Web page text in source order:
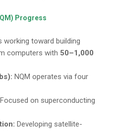
Progress
working toward building
computers with 50–1,000
NQM operates via four
Focused on superconducting
Developing satellite-